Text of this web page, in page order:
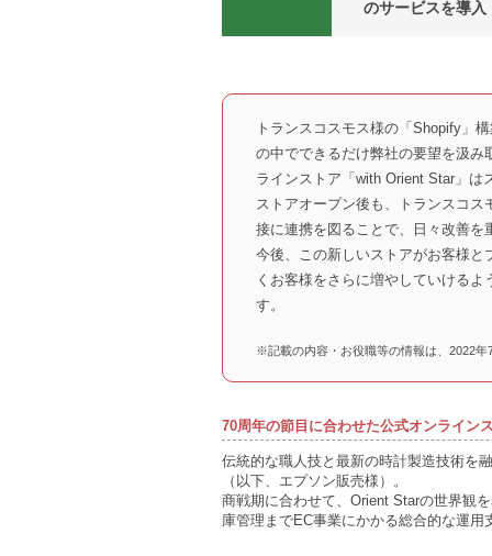
のサービスを導入
トランスコスモス様の「Shopify」
の中でできるだけ弊社の要望を汲み
ラインストア「with Orient Star」は
ストアオープン後も、トランスコ
接に連携を図ることで、日々改善を
今後、この新しいストアがお客様と
くお客様をさらに増やしていける
す。
※記載の内容・お役職等の情報は、2022年
70周年の節目に合わせた公式オンライン
伝統的な職人技と最新の時計製造技術を
（以下、エプソン販売様）。
商戦期に合わせて、Orient Starの世界観
庫管理までEC事業にかかる総合的な運用